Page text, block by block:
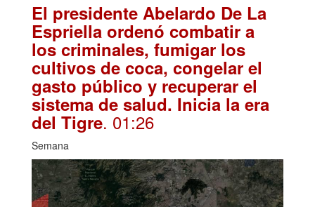
El presidente Abelardo De La
Espriella ordenó combatir a
los criminales, fumigar los
cultivos de coca, congelar el
gasto público y recuperar el
sistema de salud. Inicia la era
del Tigre. 01:26
Semana